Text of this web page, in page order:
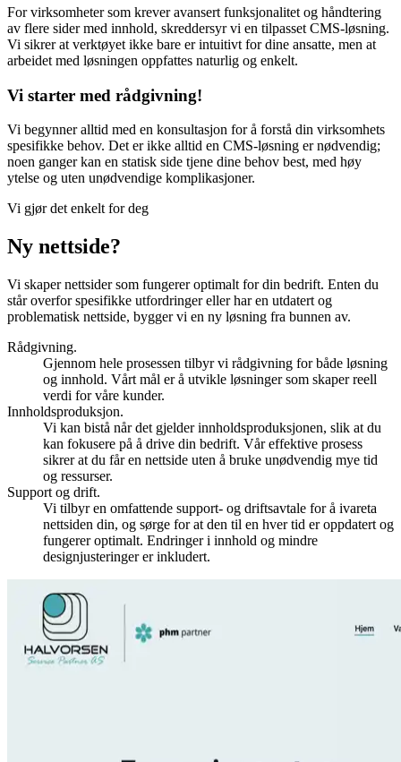
For virksomheter som krever avansert funksjonalitet og håndtering
av flere sider med innhold, skreddersyr vi en tilpasset CMS-løsning.
Vi sikrer at verktøyet ikke bare er intuitivt for dine ansatte, men at
arbeidet med løsningen oppfattes naturlig og enkelt.
Vi starter med rådgivning!
Vi begynner alltid med en konsultasjon for å forstå din virksomhets
spesifikke behov. Det erikke alltid en CMS-løsning er nødvendig;
noen ganger kan en statisk side tjene dine behov best, med høy
ytelse og uten unødvendige komplikasjoner.
Vi gjør det enkelt for deg
Ny nettside?
Vi skaper nettsider som fungerer optimalt for din bedrift. Enten du
står overfor spesifikke utfordringer eller har en utdatert og
problematisk nettside, bygger vi en ny løsning fra bunnen av.
Rådgivning.
Gjennom hele prosessen tilbyr vi rådgivning for både løsning
og innhold. Vårt mål er å utvikle løsninger som skaper reell
verdi for våre kunder.
Innholdsproduksjon.
Vi kan bistå når det gjelder innholdsproduksjonen, slik at du
kan fokusere på å drive din bedrift. Vår effektive prosess
sikrer at du får en nettside uten å bruke unødvendig mye tid
og ressurser.
Support og drift.
Vi tilbyr en omfattende support- og driftsavtale for å ivareta
nettsiden din, og sørge for at den til en hver tid er oppdatert og
fungerer optimalt. Endringer i innhold og mindre
designjusteringer er inkludert.